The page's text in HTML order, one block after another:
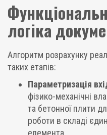
логіка
Алгоритм розрахунку
таких етапів:
Параметризація
фізико-механічні
та бетонної плити
роботи в складі
елемента.